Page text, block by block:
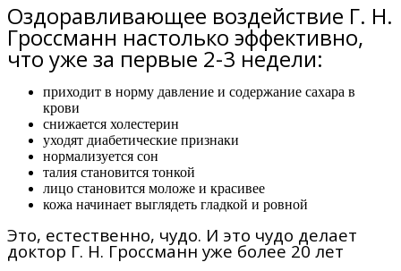
Оздоравливающее воздействие Г. Н.
Гроссманн настолько эффективно,
что уже за первые 2-3 недели:
приходит в норму давление и содержание сахара в
крови
снижается холестерин
уходят диабетические признаки
нормализуется сон
талия становится тонкой
лицо становится моложе и красивее
кожа начинает выглядеть гладкой и ровной
Это, естественно, чудо. И это чудо делает
доктор Г. Н. Гроссманн уже более 20 лет